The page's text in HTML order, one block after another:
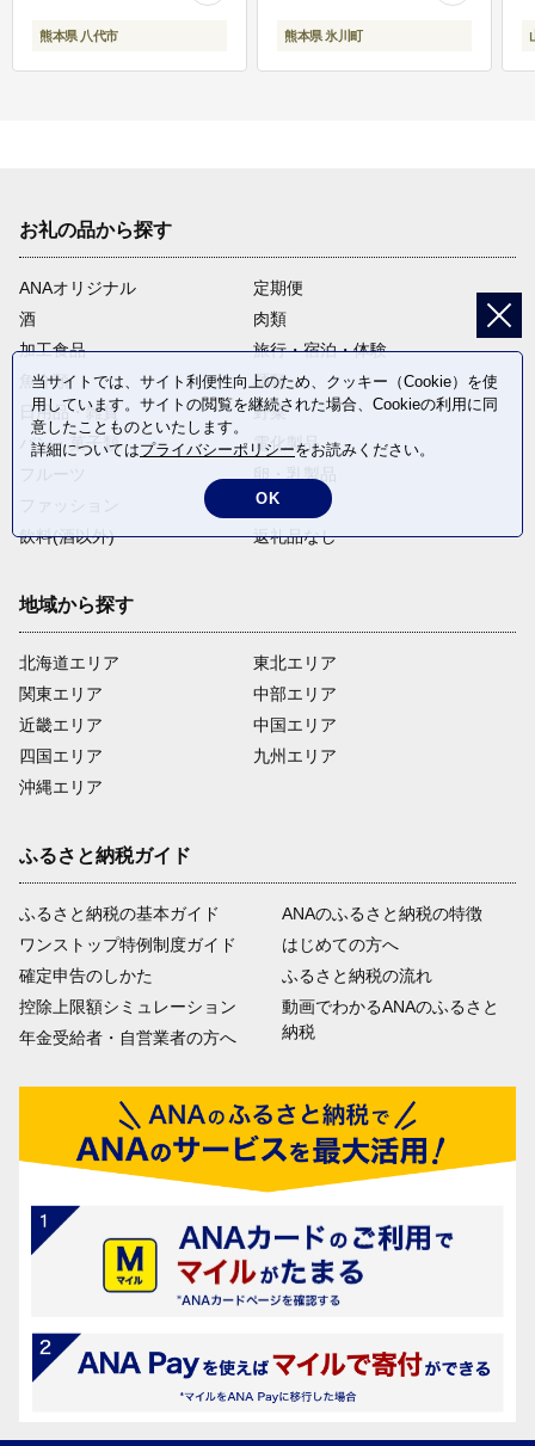
熊本県 八代市 熊本県 氷川町
お礼の品から探す
ANAオリジナル
定期便
酒
肉類
加工食品
旅行・宿泊・体験
魚介類
麺類
日用品・雑貨
野菜
パン・菓子類
電化製品
卵・乳製品
米・穀物
飲料(酒以外)
返礼品なし
地域から探す
北海道エリア
関東エリア
近畿エリア
四国エリア
沖縄エリア
東北エリア
中部エリア
中国エリア
九州エリア
ふるさと納税ガイド
ふるさと納税の基本ガイド
ワンストップ特例制度ガイド
確定申告のしかた
控除上限額シミュレーション
年金受給者・自営業者の方へ
ANAのふるさと納税の特徴
はじめての方へ
ふるさと納税の流れ
動画でわかるANAのふるさと
納税
当サイトでは、サイト利便性向上のため、クッキー（Cookie）を使
用しています。サイトの閲覧を継続された場合、Cookieの利用に同
意したことものといたします。
詳細についてはプライバシーポリシーをお読みください。
OK